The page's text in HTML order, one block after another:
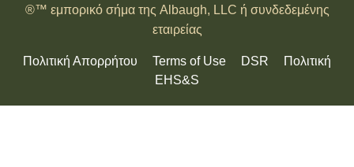
®™ εμπορικό σήμα της Albaugh, LLC ή συνδεδεμένης
εταιρείας
Πολιτική Απορρήτου Terms of Use DSR
Πολιτική
EHS&S